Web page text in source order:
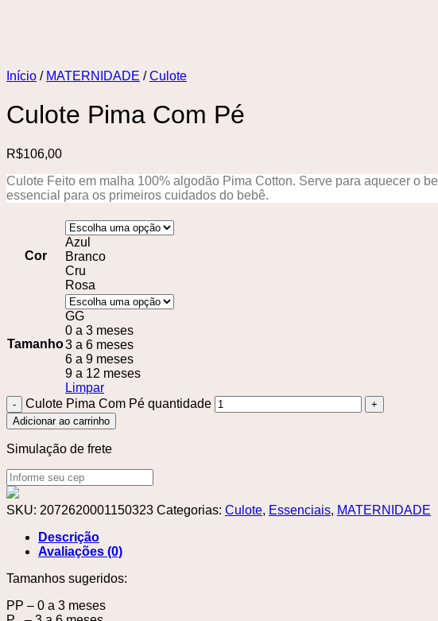
Início / MATERNIDADE / Culote
Culote Pima Com Pé
R$106,00
Culote Feito em malha 100% algodão Pima Cotton. Serve para aquecer o
essencial para os primeiros cuidados do bebê.
Cor
Azul
Branco
Cru
Rosa
Tamanho
GG
0 a 3 meses
3 a 6 meses
6 a 9 meses
9 a 12 meses
Limpar
Culote Pima Com Pé quantidade
Adicionar ao carrinho
Simulação de frete
SKU: 2072620001150323 Categorias: Culote, Essenciais, MATERNIDADE
Descrição
Avaliações (0)
Tamanhos sugeridos:
PP – 0 a 3 meses